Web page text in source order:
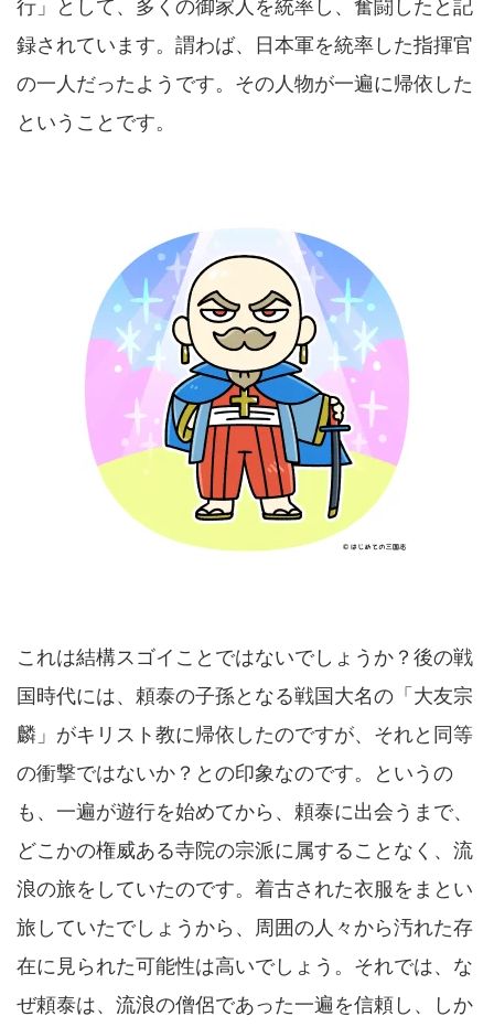
行」として、多くの御家人を統率し、奮闘したと記
録されています。謂わば、日本軍を統率した指揮官
の一人だったようです。その人物が一遍に帰依した
ということです。
これは結構スゴイことではないでしょうか？後の戦
国時代には、頼泰の子孫となる戦国大名の「大友宗
麟」がキリスト教に帰依したのですが、それと同等
の衝撃ではないか？との印象なのです。というの
も、一遍が遊行を始めてから、頼泰に出会うまで、
どこかの権威ある寺院の宗派に属することなく、流
浪の旅をしていたのです。着古された衣服をまとい
旅していたでしょうから、周囲の人々から汚れた存
在に見られた可能性は高いでしょう。それでは、な
ぜ頼泰は、流浪の僧侶であった一遍を信頼し、しか